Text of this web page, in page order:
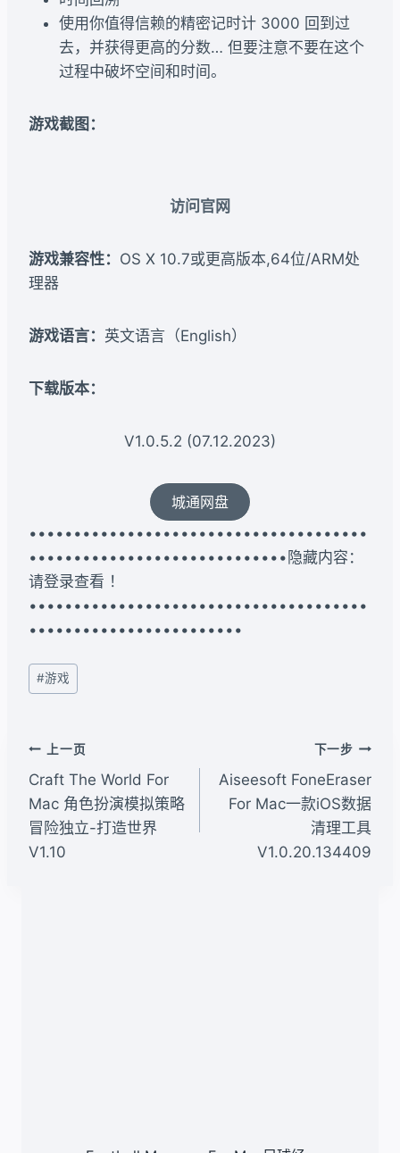
使用你值得信赖的精密记时计 3000 回到过
去，并获得更高的分数… 但要注意不要在这个
过程中破坏空间和时间。
游戏截图：
访问官网
游戏兼容性： OS X 10.7或更高版本,64位/ARM处
理器
游戏语言： 英文语言（English）
下载版本：
V1.0.5.2 (07.12.2023)
城通网盘
••••••••••••••••••••••••••••••••••••••
•••••••••••••••••••••••••••••隐藏内容：
请登录查看 ！
••••••••••••••••••••••••••••••••••••••
••••••••••••••••••••••••
文
章
签：
#游戏
文
章
导
航
上一页
Craft The World For
Mac 角色扮演模拟策略
冒险独立-打造世界
V1.10
下一步
Aiseesoft FoneEraser
For Mac一款iOS数据
清理工具
V1.0.20.134409